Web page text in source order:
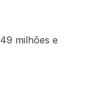
milhões e